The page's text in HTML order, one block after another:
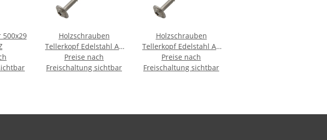
Holzschrauben
Tellerkopf Edelstahl A2
4x50 mm TX20 Box 200
Stk.
Preise nach
Freischaltung sichtbar
Holzschrauben
Tellerkopf Edelstahl A2
5x100 mm TX25 Box
100 Stk.
Preise nach
Freischaltung sichtbar